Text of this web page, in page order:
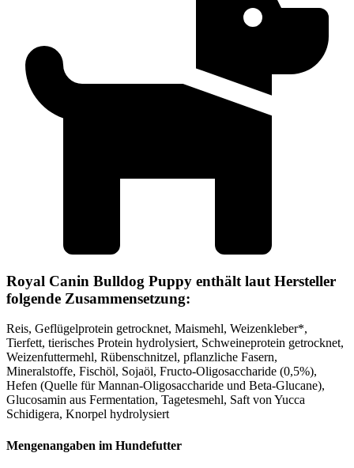
Royal Canin Bulldog Puppy enthält laut Hersteller
folgende Zusammensetzung:
Reis, Geflügelprotein getrocknet, Maismehl, Weizenkleber*,
Tierfett, tierisches Protein hydrolysiert, Schweineprotein getrocknet,
Weizenfuttermehl, Rübenschnitzel, pflanzliche Fasern,
Mineralstoffe, Fischöl, Sojaöl, Fructo-Oligosaccharide (0,5%),
Hefen (Quelle für Mannan-Oligosaccharide und Beta-Glucane),
Glucosamin aus Fermentation, Tagetesmehl, Saft von Yucca
Schidigera, Knorpel hydrolysiert
Mengenangaben im Hundefutter